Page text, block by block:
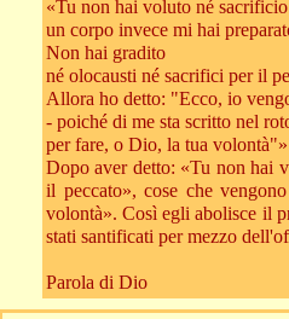
«Tu non hai voluto né
un corpo invece mi hai
Non hai gradito
né olocausti né sacrifici per il
Allora ho detto: "Ecco, io
- poiché di me sta scritto nel
per fare, o Dio, la tua
Dopo aver detto: «Tu non hai
il peccato», cose che
volontà». Così egli abolisce il
stati santificati per mezzo
Parola di Dio